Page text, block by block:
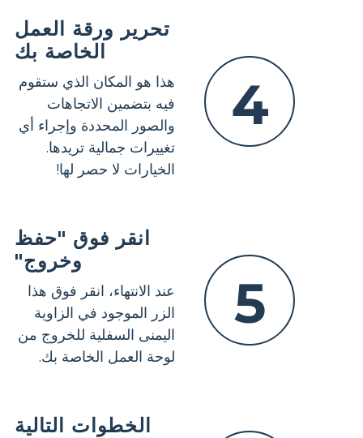
4
تحرير ورقة العمل
الخاصة بك
هذا هو المكان الذي ستقوم
فيه بتضمين الاتجاهات
والصور المحددة وإجراء أي
تغييرات جمالية تريدها.
الخيارات لا حصر لها!
5
انقر فوق "حفظ
وخروج"
عند الانتهاء، انقر فوق هذا
الزر الموجود في الزاوية
اليمنى السفلية للخروج من
لوحة العمل الخاصة بك.
الخطوات التالية